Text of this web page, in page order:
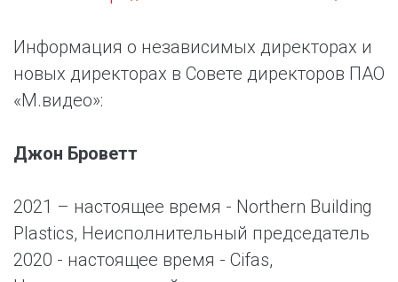
Информация о независимых директорах и
новых директорах в Совете директоров ПАО
«М.видео»:
Джон Броветт
2021 – настоящее время - Northern Building
Plastics, Неисполнительный председатель
2020 - настоящее время - Cifas,